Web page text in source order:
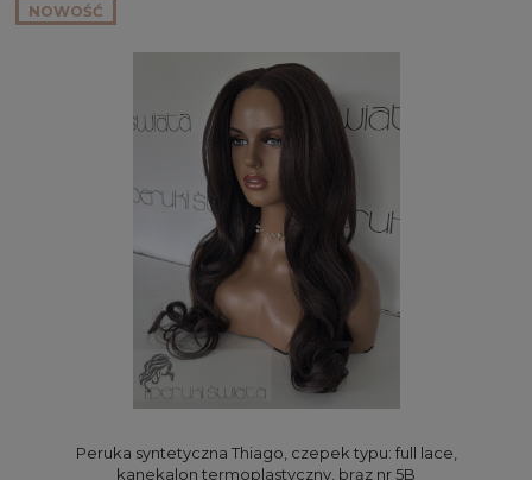
Peruka syntetyczna Thiago, czepek typu: full lace,
kanekalon termoplastyczny, brąz nr 5B
NOWOŚĆ